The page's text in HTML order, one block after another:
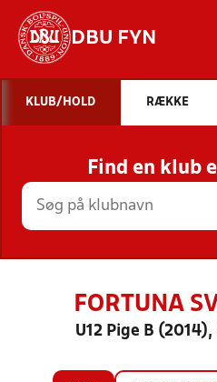
DBU FYN
STILLINGER,
KLUB/HOLD RÆKKE
Find en klub
FORTUNA
U12 Pige B